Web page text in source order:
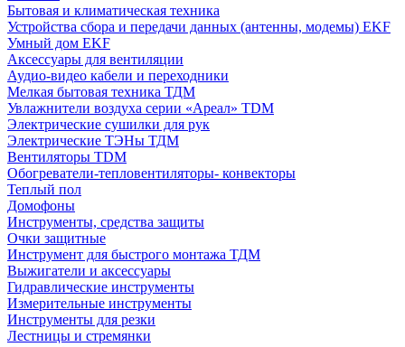
Бытовая и климатическая техника
Устройства сбора и передачи данных (антенны, модемы) EKF
Умный дом EKF
Аксессуары для вентиляции
Аудио-видео кабели и переходники
Мелкая бытовая техника ТДМ
Увлажнители воздуха серии «Ареал» TDM
Электрические сушилки для рук
Электрические ТЭНы ТДМ
Вентиляторы TDM
Обогреватели-тепловентиляторы- конвекторы
Теплый пол
Домофоны
Инструменты, средства защиты
Очки защитные
Инструмент для быстрого монтажа ТДМ
Выжигатели и аксессуары
Гидравлические инструменты
Измерительные инструменты
Инструменты для резки
Лестницы и стремянки